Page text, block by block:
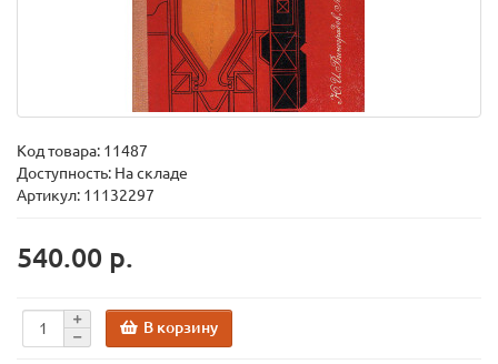
Код товара: 11487
Доступность: На складе
Артикул: 11132297
540.00 р.
В корзину